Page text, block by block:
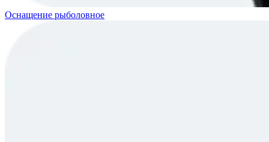
Оснащение рыболовное